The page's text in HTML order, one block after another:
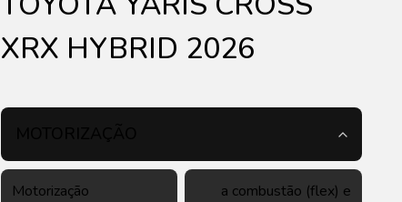
XRX HYBRID 2026
Motorização
a combustão (flex) e